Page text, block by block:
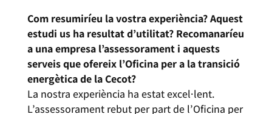
Com resumiríeu la vostra experiència? Aquest
estudi us ha resultat d’utilitat? Recomanaríeu
a una empresa l’assessorament i aquests
serveis que ofereix l’Oficina per a la transició
energètica de la Cecot?
La nostra experiència ha estat excel·lent.
L’assessorament rebut per part de l’Oficina per